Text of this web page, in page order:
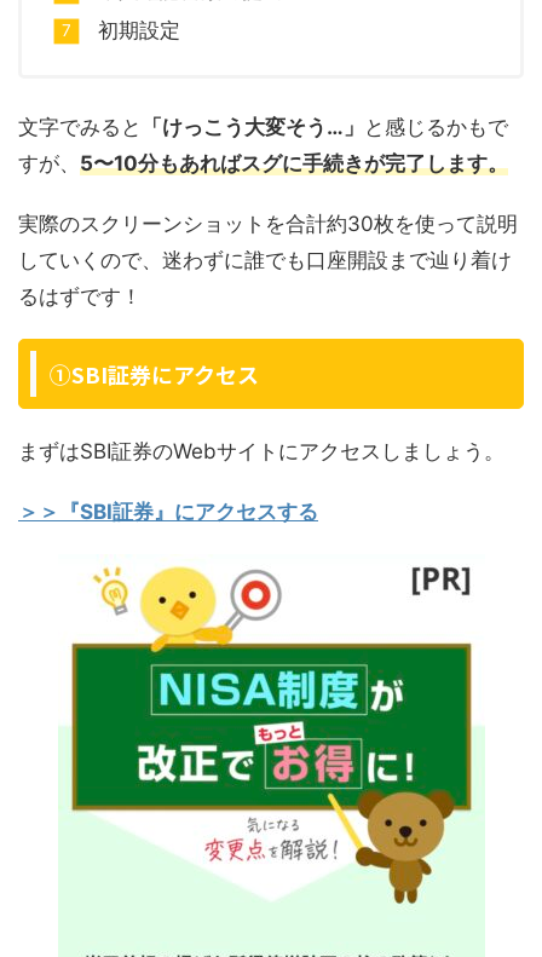
初期設定
文字でみると 「けっこう大変そう…」 と感じるかもで
すが、 5〜10分もあればスグに手続きが完了します。
実際のスクリーンショットを合計約30枚を使って説明
していくので、迷わずに誰でも口座開設まで辿り着け
るはずです！
①SBI証券にアクセス
まずはSBI証券のWebサイトにアクセスしましょう。
＞＞『SBI証券』にアクセスする